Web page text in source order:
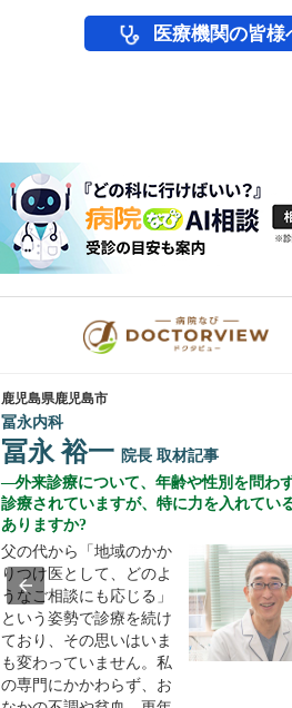
医療機関の皆様
鹿児島県鹿児島市
冨永内科
冨永 裕一 院長 取材記事
外来診療について、年齢や性別を問わ
診療されていますが、特に力を入れてい
ありますか?
父の代から「地域のかか
りつけ医として、どのよ
うなご相談にも応じる」
という姿勢で診療を続け
ており、その思いはいま
も変わっていません。私
の専門にかかわらず、お